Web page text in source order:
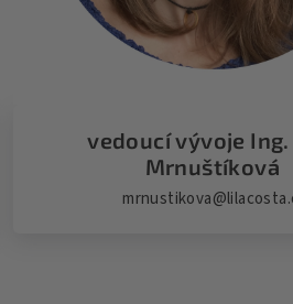
vedoucí vývoje Ing.
Mrnuštíková